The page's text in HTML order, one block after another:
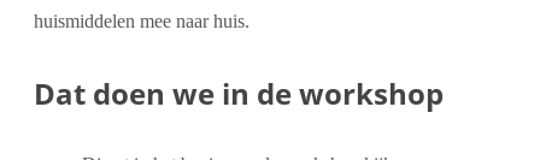
huismiddelen mee naar huis.
Dat doen we in de workshop